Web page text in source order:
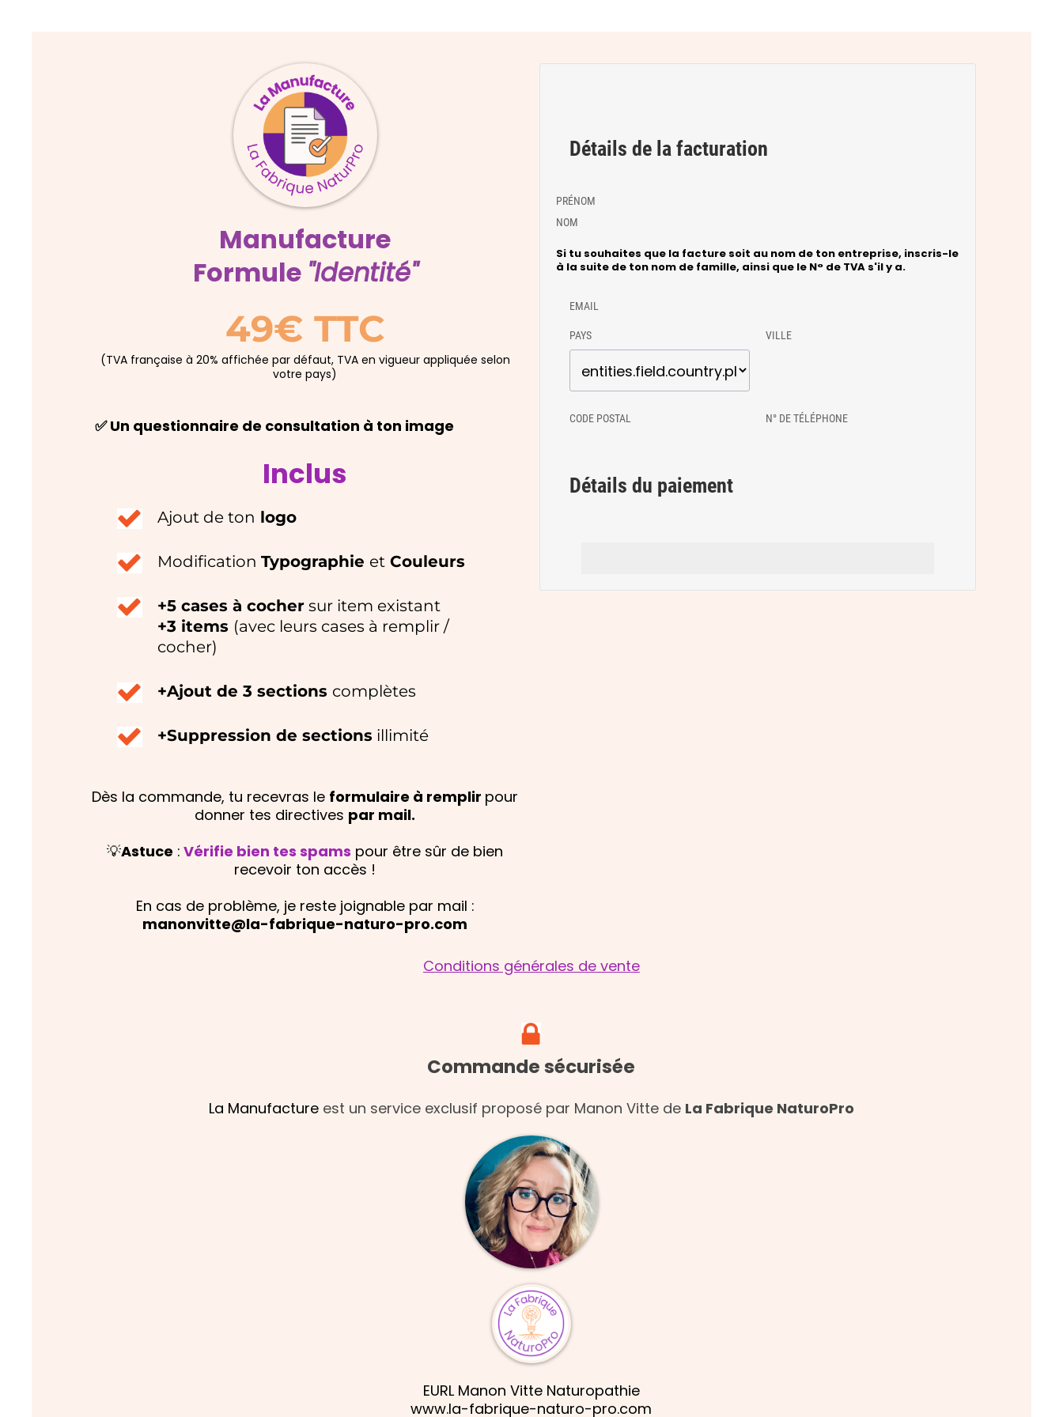
Manufacture
Formule "Identité"
49€ TTC
(TVA française à 20% affichée par défaut, TVA en vigueur appliquée selon
votre pays)
✅ Un questionnaire de consultation à ton image
Inclus
Ajout de ton logo
Modification Typographie etCouleurs
+5 cases à cochersur item existant
+3 items (avec leurs cases à remplir /
cocher)
+Ajout de 3 sections complètes
+Suppression de sectionsillimité
Dès la commande, tu recevras le formulaire à remplir pour
donner tes directives par mail.
💡Astuce : Vérifie bien tes spams pour être sûr de bien
recevoir ton accès !
En cas de problème, je reste joignable par mail :
manonvitte@la-fabrique-naturo-pro.com
Détails de la facturation
PRÉNOM
NOM
Si tu souhaites que la facture soit au nom de ton entreprise, inscris-le
à la suite de ton nom de famille, ainsi que le N° de TVA s'il y a.
EMAIL
PAYS VILLE
CODE POSTAL N° DE TÉLÉPHONE
Détails du paiement
Conditions générales de vente
Commande sécurisée
La Manufactureest un service exclusif proposé par Manon Vitte de La Fabrique NaturoPro
EURL Manon Vitte Naturopathie
www.la-fabrique-naturo-pro.com